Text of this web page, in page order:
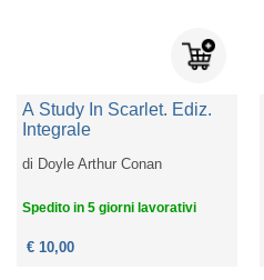
A Study In Scarlet. Ediz.
Integrale
di Doyle Arthur Conan
Spedito in 5 giorni lavorativi
€ 10,00